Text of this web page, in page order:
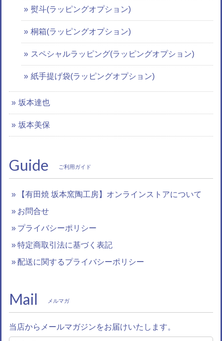
熨斗(ラッピングオプション)
桐箱(ラッピングオプション)
スペシャルラッピング(ラッピングオプション)
紙手提げ袋(ラッピングオプション)
坂本達也
坂本美保
Guide ご利用ガイド
【有田焼 坂本窯陶工房】オンラインストアについて
お問合せ
プライバシーポリシー
特定商取引法に基づく表記
配送に関するプライバシーポリシー
Mail メルマガ
当店からメールマガジンをお届けいたします。